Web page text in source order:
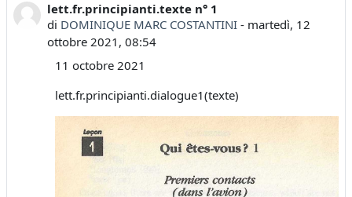
lett.fr.principianti.texte n° 1
di DOMINIQUE MARC COSTANTINI- martedì, 12
ottobre 2021, 08:54
Numero di risposte: 0
11 octobre 2021
lett.fr.principianti.dialogue1(texte)